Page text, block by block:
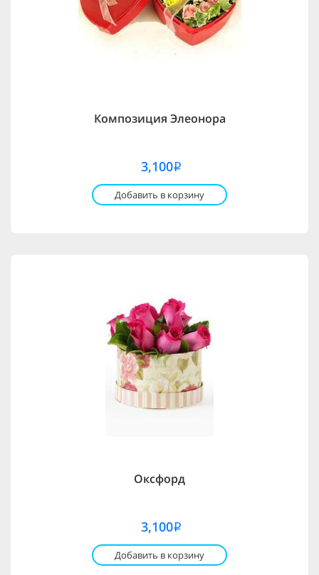
Композиция Элеонора
3,100i
Добавить в корзину
Оксфорд
3,100i
Добавить в корзину